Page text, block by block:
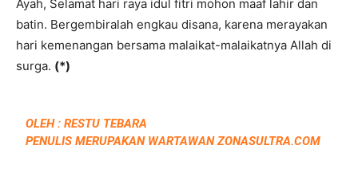
Ayah, Selamat hari raya idul fitri mohon maaf lahir dan
batin. Bergembiralah engkau disana, karena merayakan
hari kemenangan bersama malaikat-malaikatnya Allah di
surga. (*)
OLEH : RESTU TEBARA
PENULIS MERUPAKAN WARTAWAN ZONASULTRA.COM